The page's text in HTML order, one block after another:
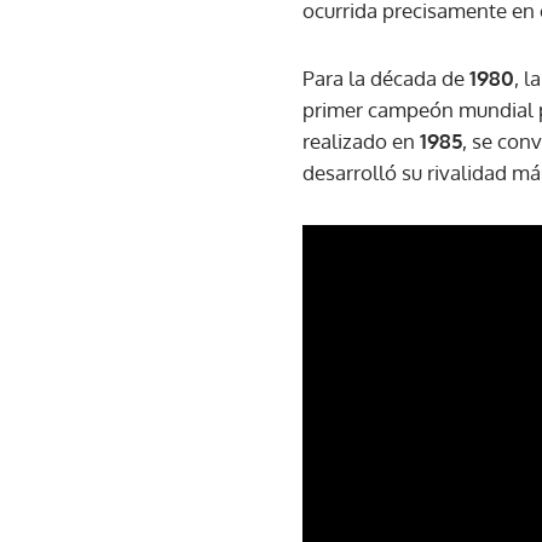
ocurrida precisamente en
Para la década de1980,
primer campeón mundial
realizado en 1985, se
desarrolló su rivalidad